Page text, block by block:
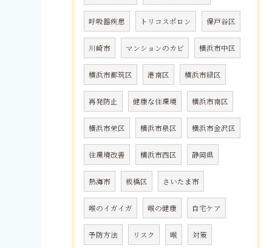
呼吸器疾患 トリコスポロン 保戸谷区
川崎市 マンションのカビ 横浜市中区
横浜市都筑区 港南区 横浜市緑区
再発防止 健康な住環境 横浜市南区
横浜市栄区 横浜市泉区 横浜市金沢区
住環境改善 横浜市西区 静岡県
熱海市 板橋区 さいたま市
喉のイガイガ 喉の健康 自宅ケア
予防方法 リスク 喉 対策